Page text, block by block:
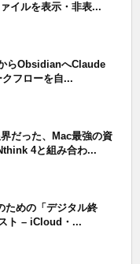
イルを表示・非表...
らObsidianへClaude
フローを自...
だった、Mac最強の資
4と組み合わ...
ための「デジタル終
ト – iCloud・...